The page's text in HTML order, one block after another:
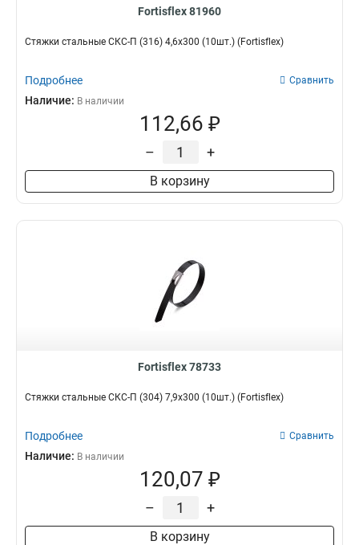
Fortisflex 81960
Стяжки стальные СКС-П (316) 4,6x300 (10шт.) (Fortisflex)
Подробнее Сравнить
Наличие: В наличии
112,66 ₽
– +
В корзину
Fortisflex 78733
Стяжки стальные СКС-П (304) 7,9х300 (10шт.) (Fortisflex)
Подробнее Сравнить
Наличие: В наличии
120,07 ₽
– +
В корзину